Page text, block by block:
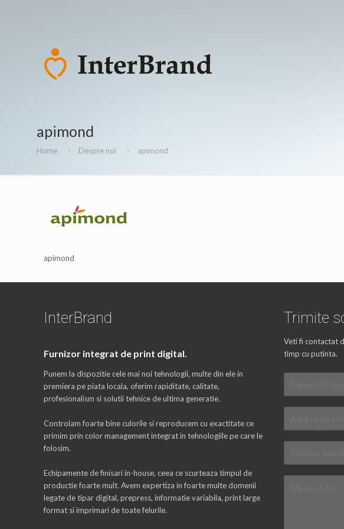
apimond
Home Despre noi apimond
apimond
InterBrand
Furnizor integrat de print digital.
Punem la dispozitie cele mai noi tehnologii, multe din ele in
premiera pe piata locala, oferim rapiditate, calitate,
profesionalism si solutii tehnice de ultima generatie.
Controlam foarte bine culorile si reproducem cu exactitate ce
primim prin color management integrat in tehnologiile pe care le
folosim.
Echipamente de finisari in-house, ceea ce scurteaza timpul de
productie foarte mult. Avem expertiza in foarte multe domenii
legate de tipar digital, prepress, informatie variabila, print large
format si imprimari de toate felurile.
Trimite
Veti fi contactat
timp cu putinta.